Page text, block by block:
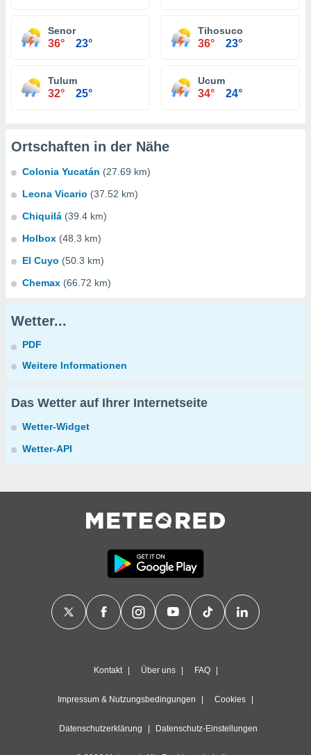
Senor
36° 23°
Tihosuco
36° 23°
Tulum
32° 25°
Ucum
34° 24°
Ortschaften in der Nähe
Colonia Yucatán (27.69 km)
Leona Vicario (37.52 km)
Chiquilá (39.4 km)
Holbox (48.3 km)
El Cuyo (50.3 km)
Chemax (66.72 km)
Wetter...
PDF
Weitere Informationen
Das Wetter auf Ihrer Internetseite
Wetter-Widget
Wetter-API
Kontakt Über uns FAQ
Impressum & Nutzungsbedingungen Cookies
Datenschutzerklärung Datenschutz-Einstellungen